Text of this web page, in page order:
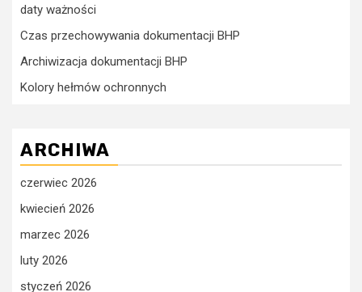
daty ważności
Czas przechowywania dokumentacji BHP
Archiwizacja dokumentacji BHP
Kolory hełmów ochronnych
ARCHIWA
czerwiec 2026
kwiecień 2026
marzec 2026
luty 2026
styczeń 2026